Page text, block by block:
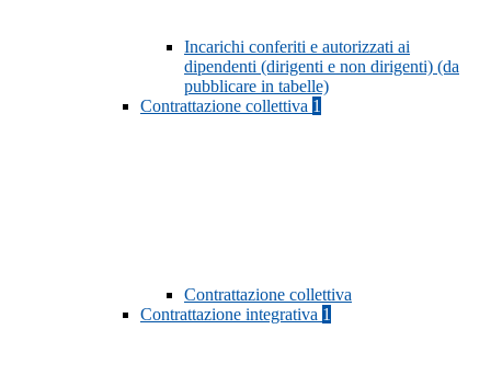
Incarichi conferiti e autorizzati ai
dipendenti (dirigenti e non dirigenti) (da
pubblicare in tabelle)
Contrattazione collettiva 1
Contrattazione collettiva
Contrattazione integrativa 1